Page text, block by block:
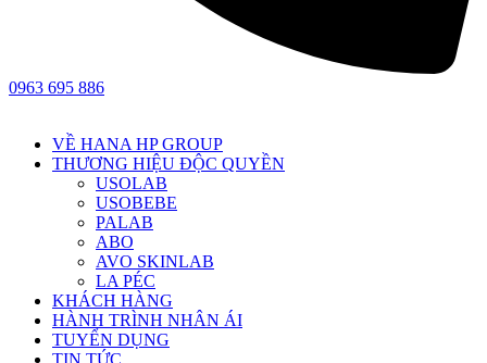
0963 695 886
VỀ HANA HP GROUP
THƯƠNG HIỆU ĐỘC QUYỀN
USOLAB
USOBEBE
PALAB
ABO
AVO SKINLAB
LA PÉC
KHÁCH HÀNG
HÀNH TRÌNH NHÂN ÁI
TUYỂN DỤNG
TIN TỨC